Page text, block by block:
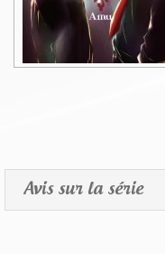
Avis sur la série